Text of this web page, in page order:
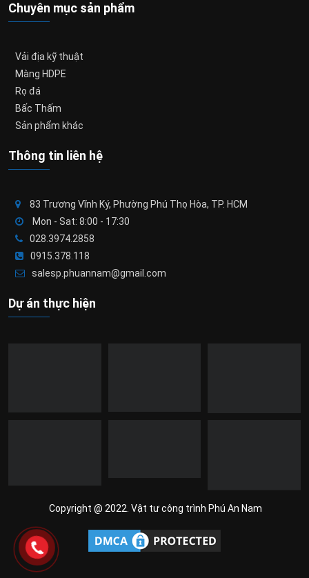
Chuyên mục sản phẩm
Vải địa kỹ thuật
Màng HDPE
Rọ đá
Bấc Thấm
Sản phẩm khác
Thông tin liên hệ
83 Trương Vĩnh Ký, Phường Phú Thọ Hòa, TP. HCM
Mon - Sat: 8:00 - 17:30
028.3974.2858
0915.378.118
salesp.phuannam@gmail.com
Dự án thực hiện
Copyright @ 2022. Vật tư công trình Phú An Nam